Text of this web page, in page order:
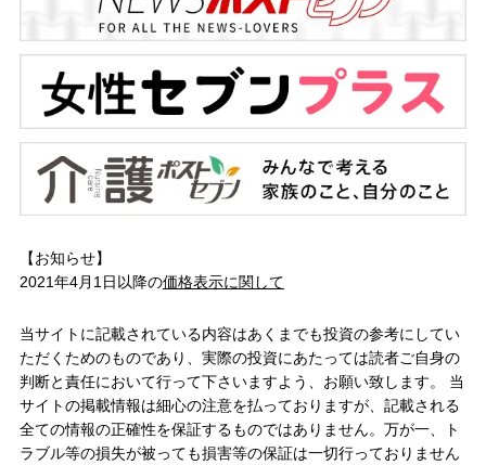
【お知らせ】
2021年4月1日以降の価格表示に関して
当サイトに記載されている内容はあくまでも投資の参考にしてい
ただくためのものであり、実際の投資にあたっては読者ご自身の
判断と責任において行って下さいますよう、お願い致します。 当
サイトの掲載情報は細心の注意を払っておりますが、記載される
全ての情報の正確性を保証するものではありません。万が一、ト
ラブル等の損失が被っても損害等の保証は一切行っておりません